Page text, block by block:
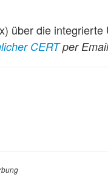
über die
CERTper